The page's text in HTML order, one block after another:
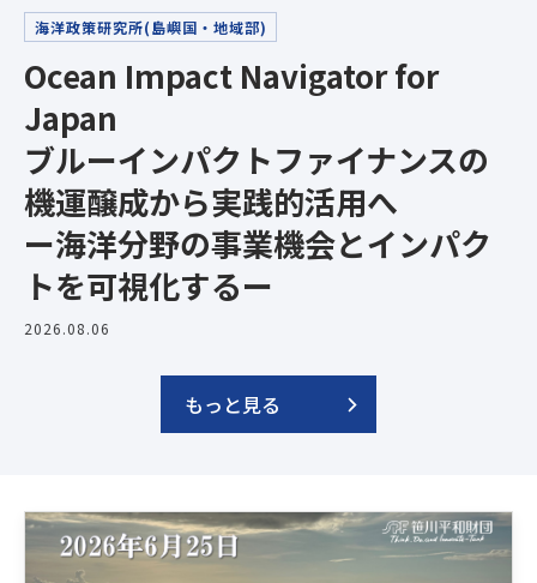
海洋政策研究所(島嶼国・地域部)
Ocean Impact Navigator for
Japan
ブルーインパクトファイナンスの
機運醸成から実践的活用へ
ー海洋分野の事業機会とインパク
トを可視化するー
2026.08.06
もっと見る
Latest News